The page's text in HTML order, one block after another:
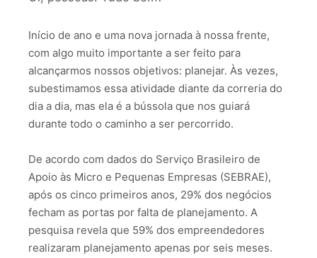
Início de ano e uma nova jornada à nossa frente,
com algo muito importante a ser feito para
alcançarmos nossos objetivos: planejar. Às vezes,
subestimamos essa atividade diante da correria do
dia a dia, mas ela é a bússola que nos guiará
durante todo o caminho a ser percorrido.
De acordo com dados do Serviço Brasileiro de
Apoio às Micro e Pequenas Empresas (SEBRAE),
após os cinco primeiros anos, 29% dos negócios
fecham as portas por falta de planejamento. A
pesquisa revela que 59% dos empreendedores
realizaram planejamento apenas por seis meses.